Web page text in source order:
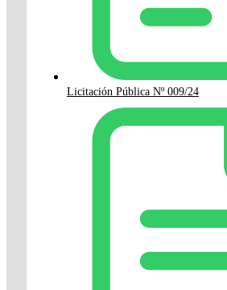
Licitación Pública Nº 009/24